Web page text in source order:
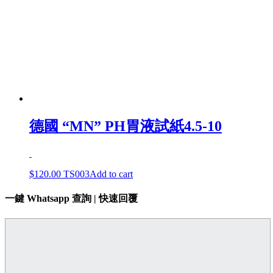
德國 “MN” PH胃液試紙4.5-10
$120.00 TS003Add to cart
一鍵 Whatsapp 查詢 | 快速回覆